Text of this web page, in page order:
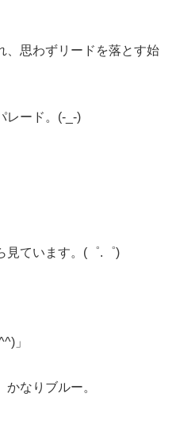
、思わずリードを落とす始
レード。(-_-)
見ています。(゜.゜)
」
なりブルー。